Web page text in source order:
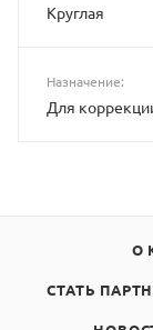
Круглая
Назначение:
Для
О
СТАТЬ